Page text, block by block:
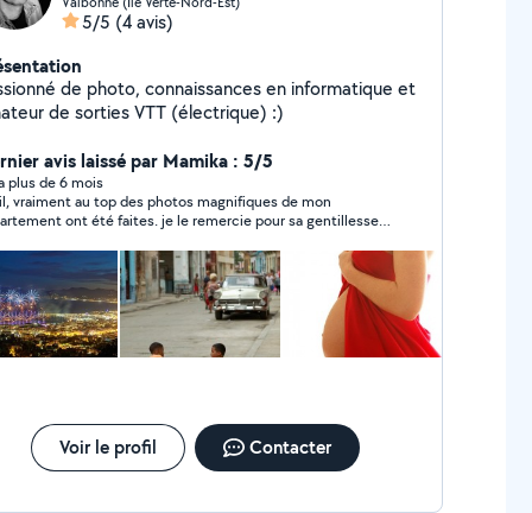
5/5 (4 avis)
de photo, connaissances en informatique et
de sorties VTT (électrique) :)
avis laissé par Mamika : 5/5
plus de 6 mois
vraiment au top des photos magnifiques de mon
ont été faites. je le remercie pour sa gentillesse
Voir le profil Contacter